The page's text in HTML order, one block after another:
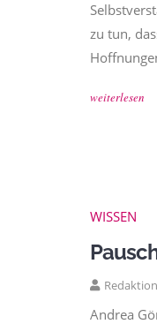
zu tun,
weiterlesen
WISSEN
Andrea